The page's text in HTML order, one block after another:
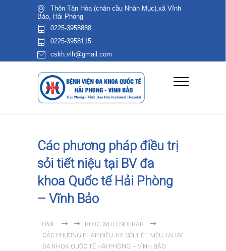
Thôn Tân Hòa (chân cầu Nhân Mục),xã Vĩnh
Bảo, Hải Phòng
0225-3958888
0225-3958115
cskh.vih@gmail.com
Các phương pháp điều trị
sỏi tiết niệu tại BV đa
khoa Quốc tế Hải Phòng
– Vĩnh Bảo
HOME
BLOG WITH SIDEBAR
CÁC PHƯƠNG PHÁP ĐIỀU TRỊ SỎI TIẾT NIỆU TẠI BV
ĐA KHOA QUỐC TẾ HẢI PHÒNG – VĨNH BẢO